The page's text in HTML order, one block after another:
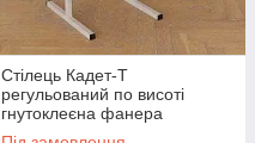
Стілець Кадет-Т
регульований по висоті
гнутоклеєна фанера